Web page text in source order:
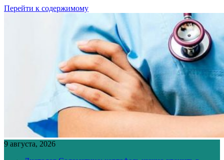
Перейти к содержимому
9 августа, 2026